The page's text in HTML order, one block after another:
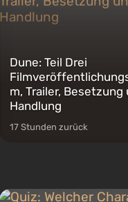
Dune: Teil Drei
m, Trailer, Besetzung
Handlung
17 Stunden zurück